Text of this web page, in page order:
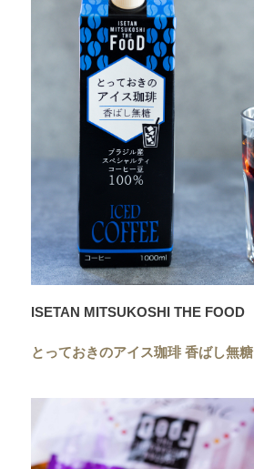
ISETAN MITSUKOSHI THE FOOD
とっておきのアイス珈琲 香ばし無糖